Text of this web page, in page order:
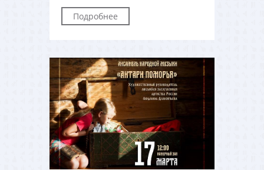
Подробнее